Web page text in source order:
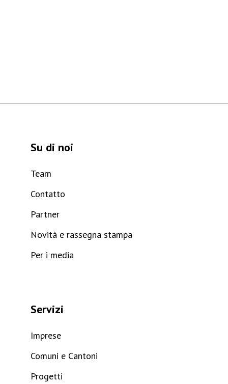
Su di noi
Team
Contatto
Partner
Novità e rassegna stampa
Per i media
Servizi
Imprese
Comuni e Cantoni
Progetti